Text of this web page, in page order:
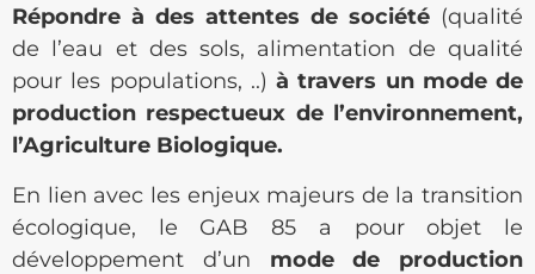
Répondre à des attentes de société (qualité
de l’eau et des sols, alimentation de qualité
pour les populations, ..) à travers un mode de
production respectueux de l’environnement,
l’Agriculture Biologique.
En lien avec les enjeux majeurs de la transition
écologique, le GAB 85 a pour objet le
développement d’un mode de production